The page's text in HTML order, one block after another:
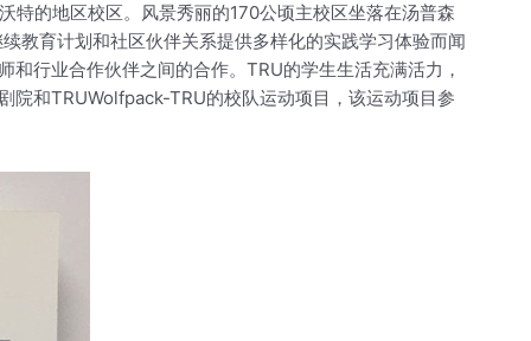
特的地区校区。风景秀丽的170公顷主校区坐落在汤普森
教育计划和社区伙伴关系提供多样化的实践学习体验而闻
行业合作伙伴之间的合作。TRU的学生生活充满活力，
院和TRUWolfpack-TRU的校队运动项目，该运动项目参